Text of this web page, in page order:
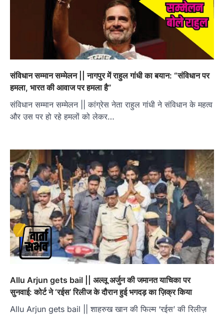
संविधान सम्मान सम्मेलन || नागपुर में राहुल गांधी का बयान: “संविधान पर
हमला, भारत की आवाज पर हमला है”
संविधान सम्मान सम्मेलन || कांग्रेस नेता राहुल गांधी ने संविधान के महत्व
और उस पर हो रहे हमलों को लेकर…
Allu Arjun gets bail || अल्लू अर्जुन की जमानत याचिका पर
सुनवाई: कोर्ट ने ‘रईस’ रिलीज के दौरान हुई भगदड़ का ज़िक्र किया
Allu Arjun gets bail || शाहरुख खान की फिल्म ‘रईस’ की रिलीज़